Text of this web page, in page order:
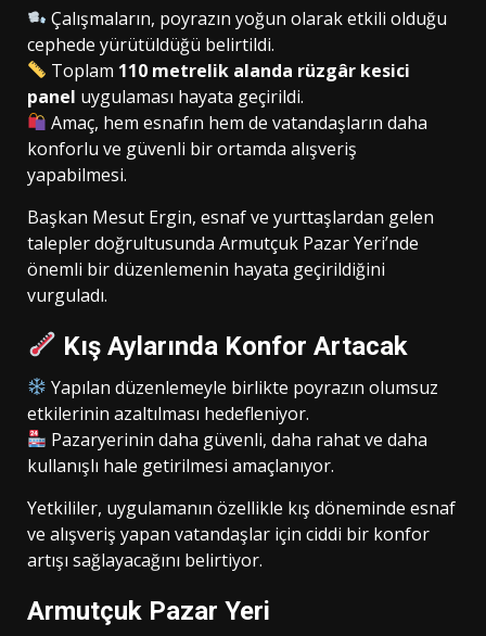
Çalışmaların, poyrazın yoğun olarak etkili olduğu
cephede yürütüldüğü belirtildi.
Toplam 110 metrelik alanda rüzgâr kesici
panel uygulaması hayata geçirildi.
Amaç, hem esnafın hem de vatandaşların daha
konforlu ve güvenli bir ortamda alışveriş
yapabilmesi.
Başkan Mesut Ergin, esnaf ve yurttaşlardan gelen
talepler doğrultusunda Armutçuk Pazar Yeri’nde
önemli bir düzenlemenin hayata geçirildiğini
vurguladı.
Kış Aylarında Konfor Artacak
Yapılan düzenlemeyle birlikte poyrazın olumsuz
etkilerinin azaltılması hedefleniyor.
Pazaryerinin daha güvenli, daha rahat ve daha
kullanışlı hale getirilmesi amaçlanıyor.
Yetkililer, uygulamanın özellikle kış döneminde esnaf
ve alışveriş yapan vatandaşlar için ciddi bir konfor
artışı sağlayacağını belirtiyor.
Armutçuk Pazar Yeri